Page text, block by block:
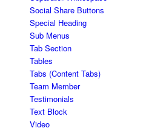
Social Share Buttons
Special Heading
Sub Menus
Tab Section
Tables
Tabs (Content Tabs)
Team Member
Testimonials
Text Block
Video